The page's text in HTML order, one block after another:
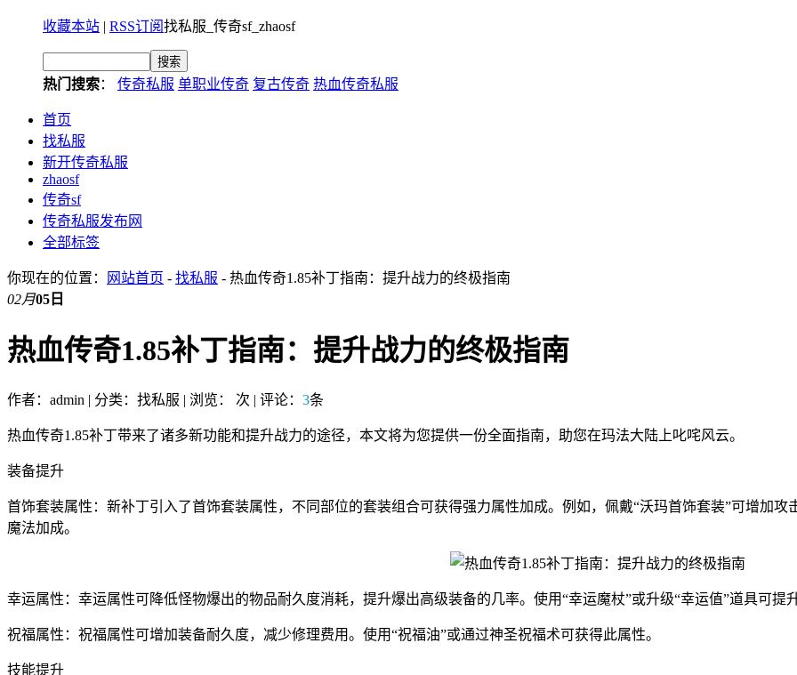
收藏本站 | RSS订阅找私服_传奇sf_zhaosf
热门搜索： 传奇私服 单职业传奇 复古传奇 热血传奇私服
首页
找私服
新开传奇私服
zhaosf
传奇sf
传奇私服发布网
全部标签
你现在的位置： 网站首页 - 找私服 - 热血传奇1.85补丁指南：提升战力的终极指南
02月05日
热血传奇1.85补丁指南：提升战力的终极指南
作者：admin | 分类：找私服 | 浏览： 次 | 评论： 3条
热血传奇1.85补丁带来了诸多新功能和提升战力的途径，本文将为您提供一份全面指南，助您在玛法大陆上叱咤风云。
装备提升
首饰套装属性：新补丁引入了首饰套装属性，不同部位的套装组合可获得强力属性加成。例如，佩戴“沃玛首饰套装”可增加
魔法加成。
幸运属性：幸运属性可降低怪物爆出的物品耐久度消耗，提升爆出高级装备的几率。使用“幸运魔杖”或升级“幸运值”道具可提
祝福属性：祝福属性可增加装备耐久度，减少修理费用。使用“祝福油”或通过神圣祝福术可获得此属性。
技能提升